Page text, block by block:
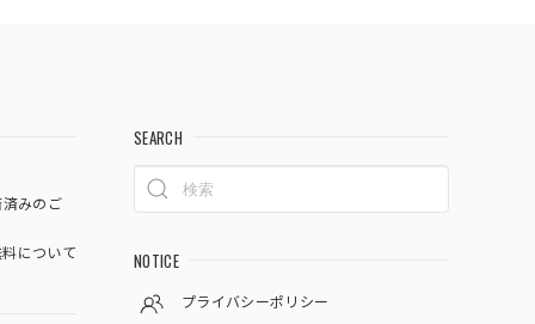
みのご
について
SEARCH
NOTICE
プライバシーポリシー